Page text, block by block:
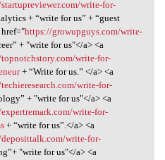
write-for-
+ “write for us” + “guest
href="https://growupguys.com/write-
+ "write for us"</a> <a
write-for-
+ “Write for us.” </a> <a
write-for-
+ "write for us"</a> <a
write-for-
+ “write for us”.</a> <a
write-for-
"write for us"</a> <a